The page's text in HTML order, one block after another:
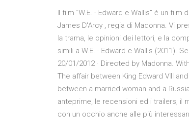
Il film ''W.E. - Edward e Wallis'' è un
James D'Arcy , regia di Madonna. Vi
la trama, le opinioni dei lettori, e la
simili a W.E. - Edward e Wallis (2011).
20/01/2012 · Directed by Madonna.
The affair between King Edward VIII
between a married woman and a
anteprime, le recensioni ed i trailers, il
con un occhio anche alle più